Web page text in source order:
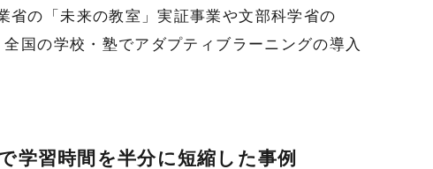
省の「未来の教室」実証事業や文部科学省の
国の学校・塾でアダプティブラーニングの導入
学習時間を半分に短縮した事例